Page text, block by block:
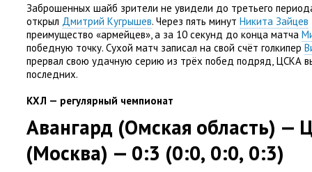
Заброшенных шайб зрители не увидели до третьего
открыл Дмитрий Кугрышев. Через пять минут Никита Зайцев
преимущество «армейцев», а за 10 секунд до конца матча
победную точку. Сухой матч записал на свой счёт голкипер
прервал свою удачную серию из трёх побед подряд, ЦСКА
последних.
КХЛ — регулярный чемпионат
Авангард (Омская область) —
(Москва) — 0:3 (0:0, 0:0, 0:3)